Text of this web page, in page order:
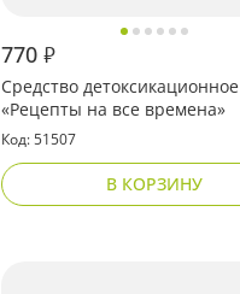
770 ₽
Средство детоксикационное
«Рецепты на все времена»
Код: 51507
В КОРЗИНУ